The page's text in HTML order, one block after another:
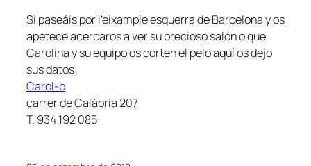
Si paseáis por l’eixample esquerra de Barcelona y os
apetece acercaros a ver su precioso salón o que
Carolina y su equipo os corten el pelo aquí os dejo
sus datos:
Carol-b
carrer de Calàbria 207
T. 934 192 085